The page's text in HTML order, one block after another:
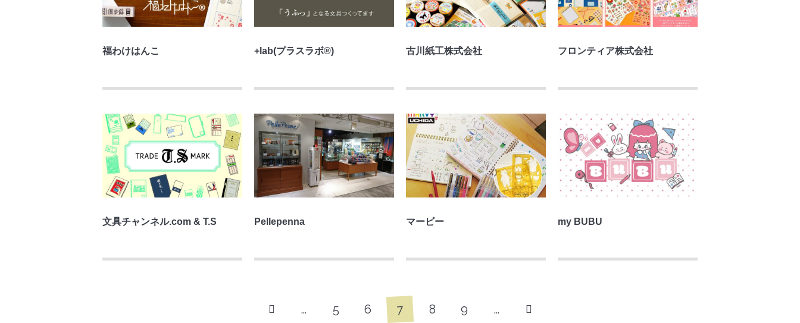
福わけはんこ +lab(プラスラボ®) 古川紙工株式会社 フロンティア株式会社
文具チャンネル.com & T.S Pellepenna マービー my BUBU
… 5 6 7 8 9 …